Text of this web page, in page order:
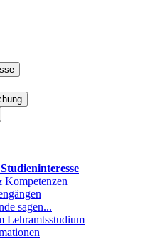
Studieninteresse
sagen...
Lehramtsstudium